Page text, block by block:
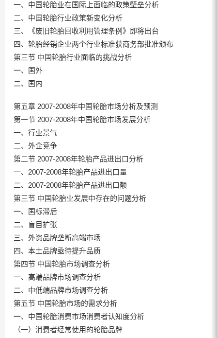
一、中国轮胎业在国际上面临的政策壁垒分析
二、中国轮胎行业政策新变化分析
三、《废旧轮胎回收利用管理条例》即将出台
四、轮胎经销企业两个行业标准获商务部批准颁布
第三节 中国轮胎行业面临的挑战分析
一、国外
二、国内
第五章 2007-2008年中国轮胎市场分析及预测
第一节 2007-2008年中国轮胎市场发展分析
一、行业景气
二、外企竞争
第二节 2007-2008年轮胎产品进出口分析
一、2007-2008年轮胎产品进出口量
二、2007-2008年轮胎产品进出口额
第三节 中国轮胎业发展中存在的问题分析
一、国标滞后
二、盲目扩张
三、外资品牌垄断高端市场
四、本土品牌亟待提升品质
第四节 中国轮胎市场调查分析
一、高端品牌市场调查分析
二、中低端品牌市场调查分析
第五节 中国轮胎市场的需求分析
一、中国轮胎消费市场消费者认知度分析
（一）消费者经常使用的轮胎品牌